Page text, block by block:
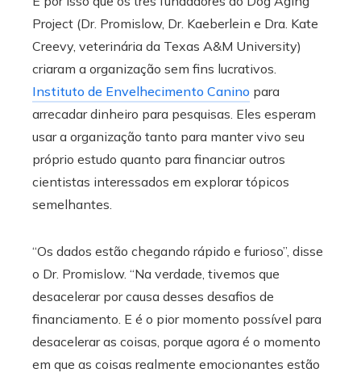
Project (Dr. Promislow, Dr. Kaeberlein e Dra. Kate
Creevy, veterinária da Texas A&M University)
criaram a organização sem fins lucrativos.
Instituto de Envelhecimento Canino para
arrecadar dinheiro para pesquisas. Eles esperam
usar a organização tanto para manter vivo seu
próprio estudo quanto para financiar outros
cientistas interessados ​​em explorar tópicos
semelhantes.
“Os dados estão chegando rápido e furioso”, disse
o Dr. Promislow. “Na verdade, tivemos que
desacelerar por causa desses desafios de
financiamento. E é o pior momento possível para
desacelerar as coisas, porque agora é o momento
em que as coisas realmente emocionantes estão